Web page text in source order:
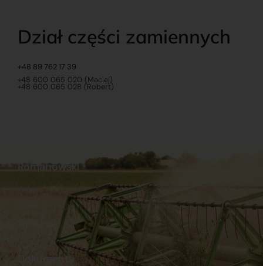
Dział części zamiennych
+48 89 762 17 39
+48 600 065 020 (Maciej)
+48 600 065 028 (Robert)
Dokumenty
Romanowski
Sklep internetowy
Praca
Ubezpieczenia